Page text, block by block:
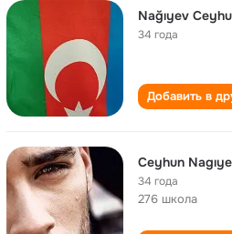
Nağıyev
34 года
Добавить в
Ceyhun
34 года
276 школа